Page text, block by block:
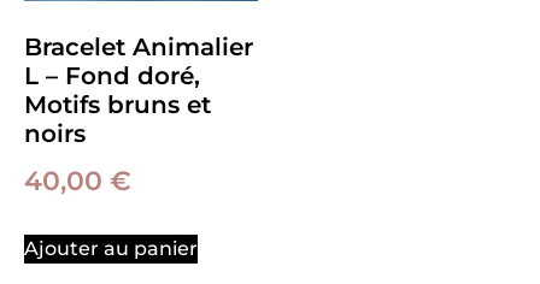
Bracelet Animalier
L – Fond doré,
Motifs bruns et
noirs
40,00 €
Ajouter au panier